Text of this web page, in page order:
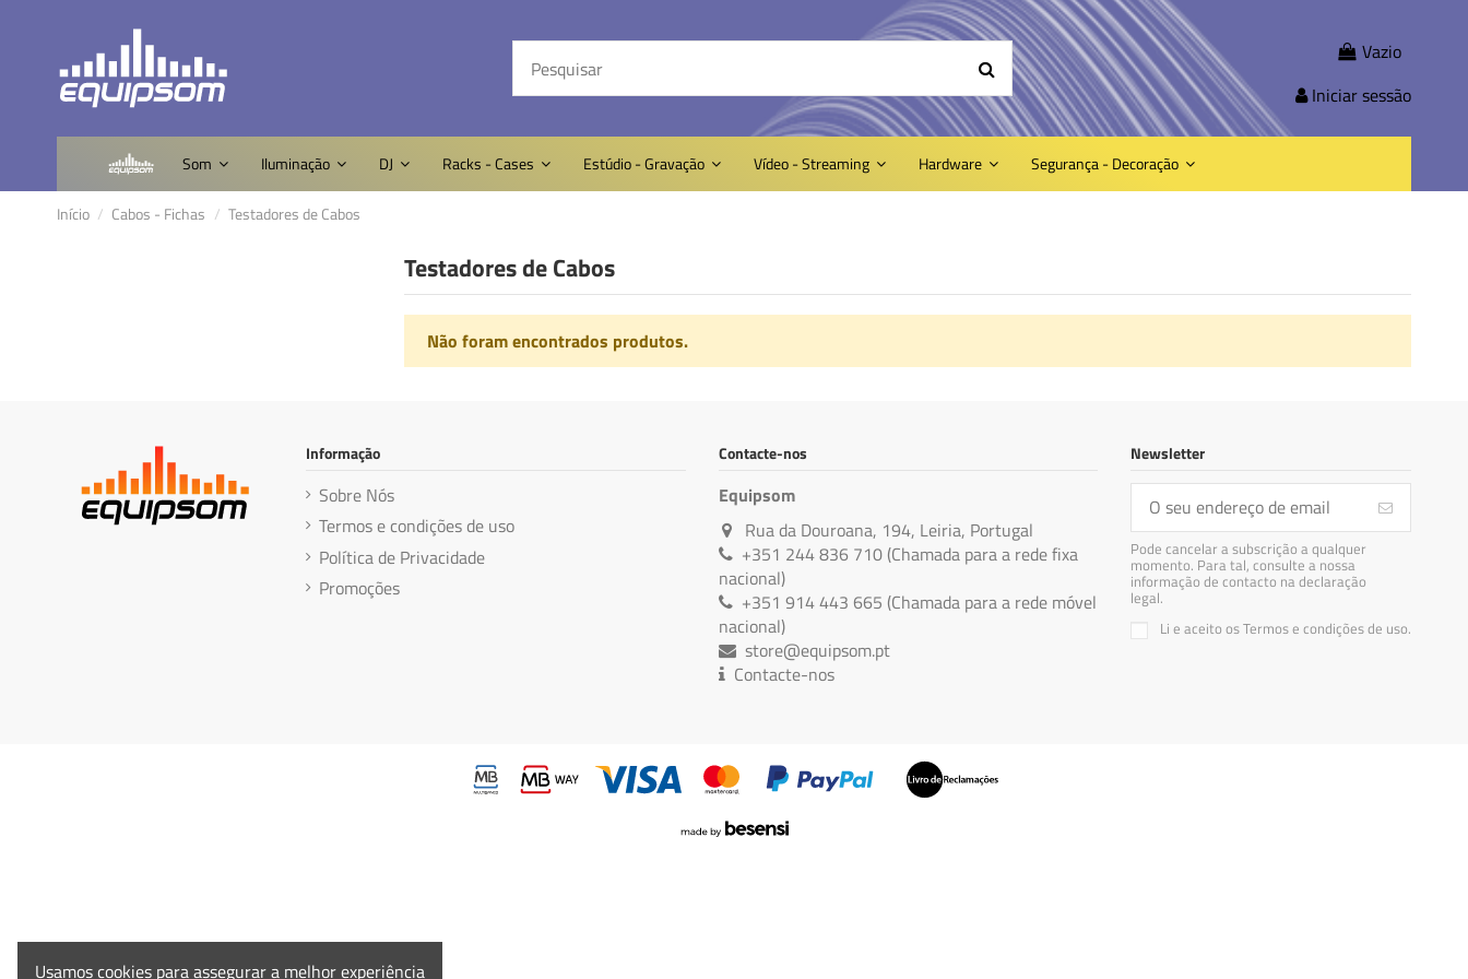
Vazio
Iniciar sessão
Som Iluminação DJ Racks - Cases Estúdio - Gravação Vídeo - Streaming Hardware Segurança - Decoração
Início Cabos - Fichas Testadores de Cabos
Testadores de Cabos
Não foram encontrados produtos.
Informação
Sobre Nós
Termos e condições de uso
Política de Privacidade
Promoções
Contacte-nos
Equipsom
Rua da Douroana, 194, Leiria, Portugal
+351 244 836 710 (Chamada para a rede fixa
nacional)
+351 914 443 665 (Chamada para a rede móvel
nacional)
store@equipsom.pt
Contacte-nos
Newsletter
Pode cancelar a subscrição a qualquer
momento. Para tal, consulte a nossa
informação de contacto na declaração
legal.
Li e aceito os Termos e condições de uso.
Usamos cookies para assegurar a melhor experiência